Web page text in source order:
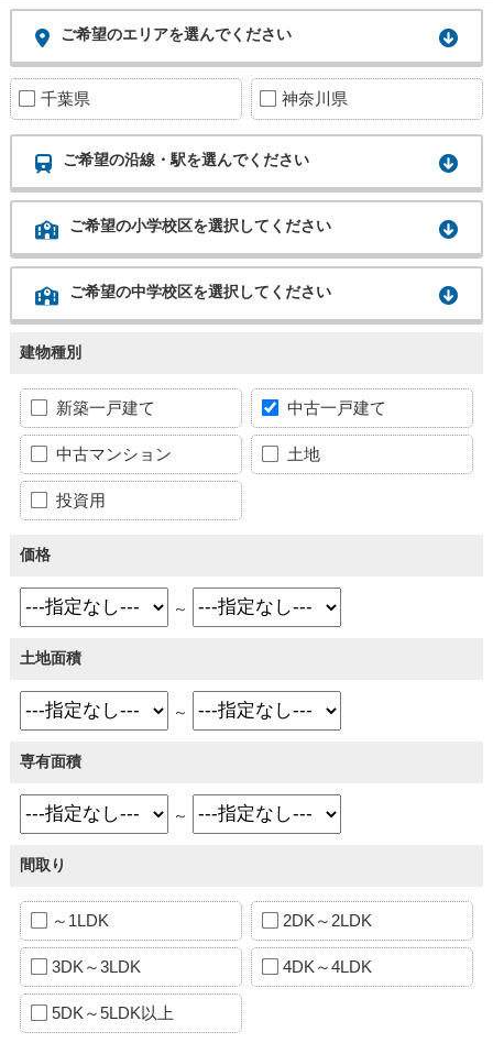
ご希望のエリアを選んでください
千葉県 神奈川県
ご希望の沿線・駅を選んでください
ご希望の小学校区を選択してください
ご希望の中学校区を選択してください
建物種別
新築一戸建て 中古一戸建て
中古マンション 土地
投資用
価格
～
土地面積
～
専有面積
～
間取り
～1LDK 2DK～2LDK
3DK～3LDK 4DK～4LDK
5DK～5LDK以上